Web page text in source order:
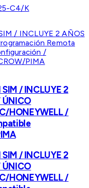
C4/K
/ INCLUYE 2
HONEYWELL /
/ INCLUYE 2
HONEYWELL /